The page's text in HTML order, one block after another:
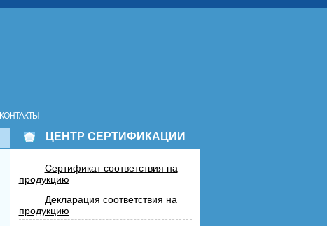
КОНТАКТЫ
ЦЕНТР СЕРТИФИКАЦИИ
Сертификат соответствия на
продукцию
Декларация соответствия на
продукцию